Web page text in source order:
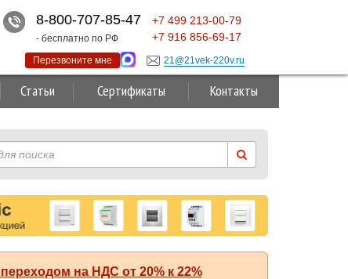
Статьи Сертификаты Контакты
на НДС от 20% к 22%
8-800-707-85-47
- бесплатно по РФ
+7 499 213-00-79
+7 916 856-69-17
Перезвоните мне 21@21vek-220v.ru